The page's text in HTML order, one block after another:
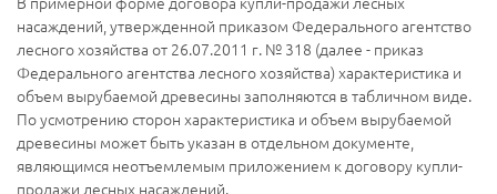
насаждений, утвержденной приказом Федерального агентство
лесного хозяйства от 26.07.2011 г. № 318 (далее - приказ
Федерального агентства лесного хозяйства) характеристика и
объем вырубаемой древесины заполняются в табличном виде.
По усмотрению сторон характеристика и объем вырубаемой
древесины может быть указан в отдельном документе,
являющимся неотъемлемым приложением к договору купли-
продажи лесных насаждений.